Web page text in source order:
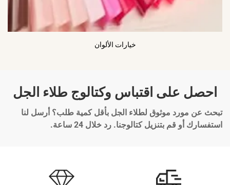
خيارات الألوان
احصل على اقتباس وكتالوج طلاء الجل
تبحث عن مورد موثوق لطلاء الجل بأقل كمية طلب؟ أرسل لنا
استفسارك أو قم بتنزيل كتالوجنا. رد خلال 24 ساعة.